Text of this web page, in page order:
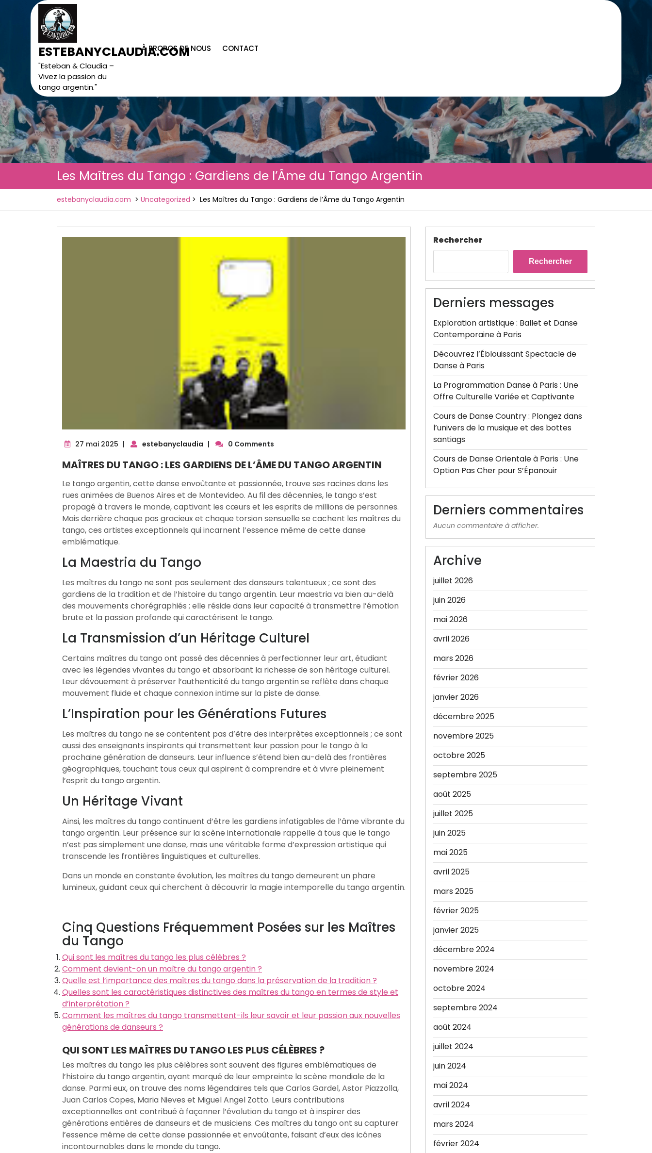
ESTEBANYCLAUDIA.COM
"Esteban & Claudia –
Vivez la passion du
tango argentin."
À PROPOS DE NOUS CONTACT
Les Maîtres du Tango : Gardiens de l’Âme du Tango Argentin
estebanyclaudia.com > Uncategorized > Les Maîtres du Tango : Gardiens de l’Âme du Tango Argentin
27 mai 2025 27
2025
| estebanyclaudia | 0 Comments
MAÎTRES DU TANGO : LES GARDIENS DE L’ÂME DU TANGO ARGENTIN
Le tango argentin, cette danse envoûtante et passionnée, trouve ses racines dans les
rues animées de Buenos Aires et de Montevideo. Au fil des décennies, le tango s’est
propagé à travers le monde, captivant les cœurs et les esprits de millions de personnes.
Mais derrière chaque pas gracieux et chaque torsion sensuelle se cachent les maîtres du
tango, ces artistes exceptionnels qui incarnent l’essence même de cette danse
emblématique.
La Maestria du Tango
Les maîtres du tango ne sont pas seulement des danseurs talentueux ; ce sont des
gardiens de la tradition et de l’histoire du tango argentin. Leur maestria va bien au-delà
des mouvements chorégraphiés ; elle réside dans leur capacité à transmettre l’émotion
brute et la passion profonde qui caractérisent le tango.
La Transmission d’un Héritage Culturel
Certains maîtres du tango ont passé des décennies à perfectionner leur art, étudiant
avec les légendes vivantes du tango et absorbant la richesse de son héritage culturel.
Leur dévouement à préserver l’authenticité du tango argentin se reflète dans chaque
mouvement fluide et chaque connexion intime sur la piste de danse.
L’Inspiration pour les Générations Futures
Les maîtres du tango ne se contentent pas d’être des interprètes exceptionnels ; ce sont
aussi des enseignants inspirants qui transmettent leur passion pour le tango à la
prochaine génération de danseurs. Leur influence s’étend bien au-delà des frontières
géographiques, touchant tous ceux qui aspirent à comprendre et à vivre pleinement
l’esprit du tango argentin.
Un Héritage Vivant
Ainsi, les maîtres du tango continuent d’être les gardiens infatigables de l’âme vibrante du
tango argentin. Leur présence sur la scène internationale rappelle à tous que le tango
n’est pas simplement une danse, mais une véritable forme d’expression artistique qui
transcende les frontières linguistiques et culturelles.
Dans un monde en constante évolution, les maîtres du tango demeurent un phare
lumineux, guidant ceux qui cherchent à découvrir la magie intemporelle du tango argentin.
Cinq Questions Fréquemment Posées sur les Maîtres
du Tango
Qui sont les maîtres du tango les plus célèbres ?
Comment devient-on un maître du tango argentin ?
Quelle est l’importance des maîtres du tango dans la préservation de la tradition ?
Quelles sont les caractéristiques distinctives des maîtres du tango en termes de style et
d’interprétation ?
Comment les maîtres du tango transmettent-ils leur savoir et leur passion aux nouvelles
générations de danseurs ?
QUI SONT LES MAÎTRES DU TANGO LES PLUS CÉLÈBRES ?
Les maîtres du tango les plus célèbres sont souvent des figures emblématiques de
l’histoire du tango argentin, ayant marqué de leur empreinte la scène mondiale de la
danse. Parmi eux, on trouve des noms légendaires tels que Carlos Gardel, Astor Piazzolla,
Juan Carlos Copes, Maria Nieves et Miguel Angel Zotto. Leurs contributions
exceptionnelles ont contribué à façonner l’évolution du tango et à inspirer des
générations entières de danseurs et de musiciens. Ces maîtres du tango ont su capturer
l’essence même de cette danse passionnée et envoûtante, faisant d’eux des icônes
incontournables dans le monde du tango.
Rechercher
Rechercher
Derniers messages
Exploration artistique : Ballet et Danse
Contemporaine à Paris
Découvrez l’Éblouissant Spectacle de
Danse à Paris
La Programmation Danse à Paris : Une
Offre Culturelle Variée et Captivante
Cours de Danse Country : Plongez dans
l’univers de la musique et des bottes
santiags
Cours de Danse Orientale à Paris : Une
Option Pas Cher pour S’Épanouir
Derniers commentaires
Aucun commentaire à afficher.
Archive
juillet 2026
juin 2026
mai 2026
avril 2026
mars 2026
février 2026
janvier 2026
décembre 2025
novembre 2025
octobre 2025
septembre 2025
août 2025
juillet 2025
juin 2025
mai 2025
avril 2025
mars 2025
février 2025
janvier 2025
décembre 2024
novembre 2024
octobre 2024
septembre 2024
août 2024
juillet 2024
juin 2024
mai 2024
avril 2024
mars 2024
février 2024